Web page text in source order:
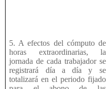
5. A efectos del cómputo de
horas extraordinarias, la
jornada de cada trabajador se
registrará día a día y se
totalizará en el periodo fijado